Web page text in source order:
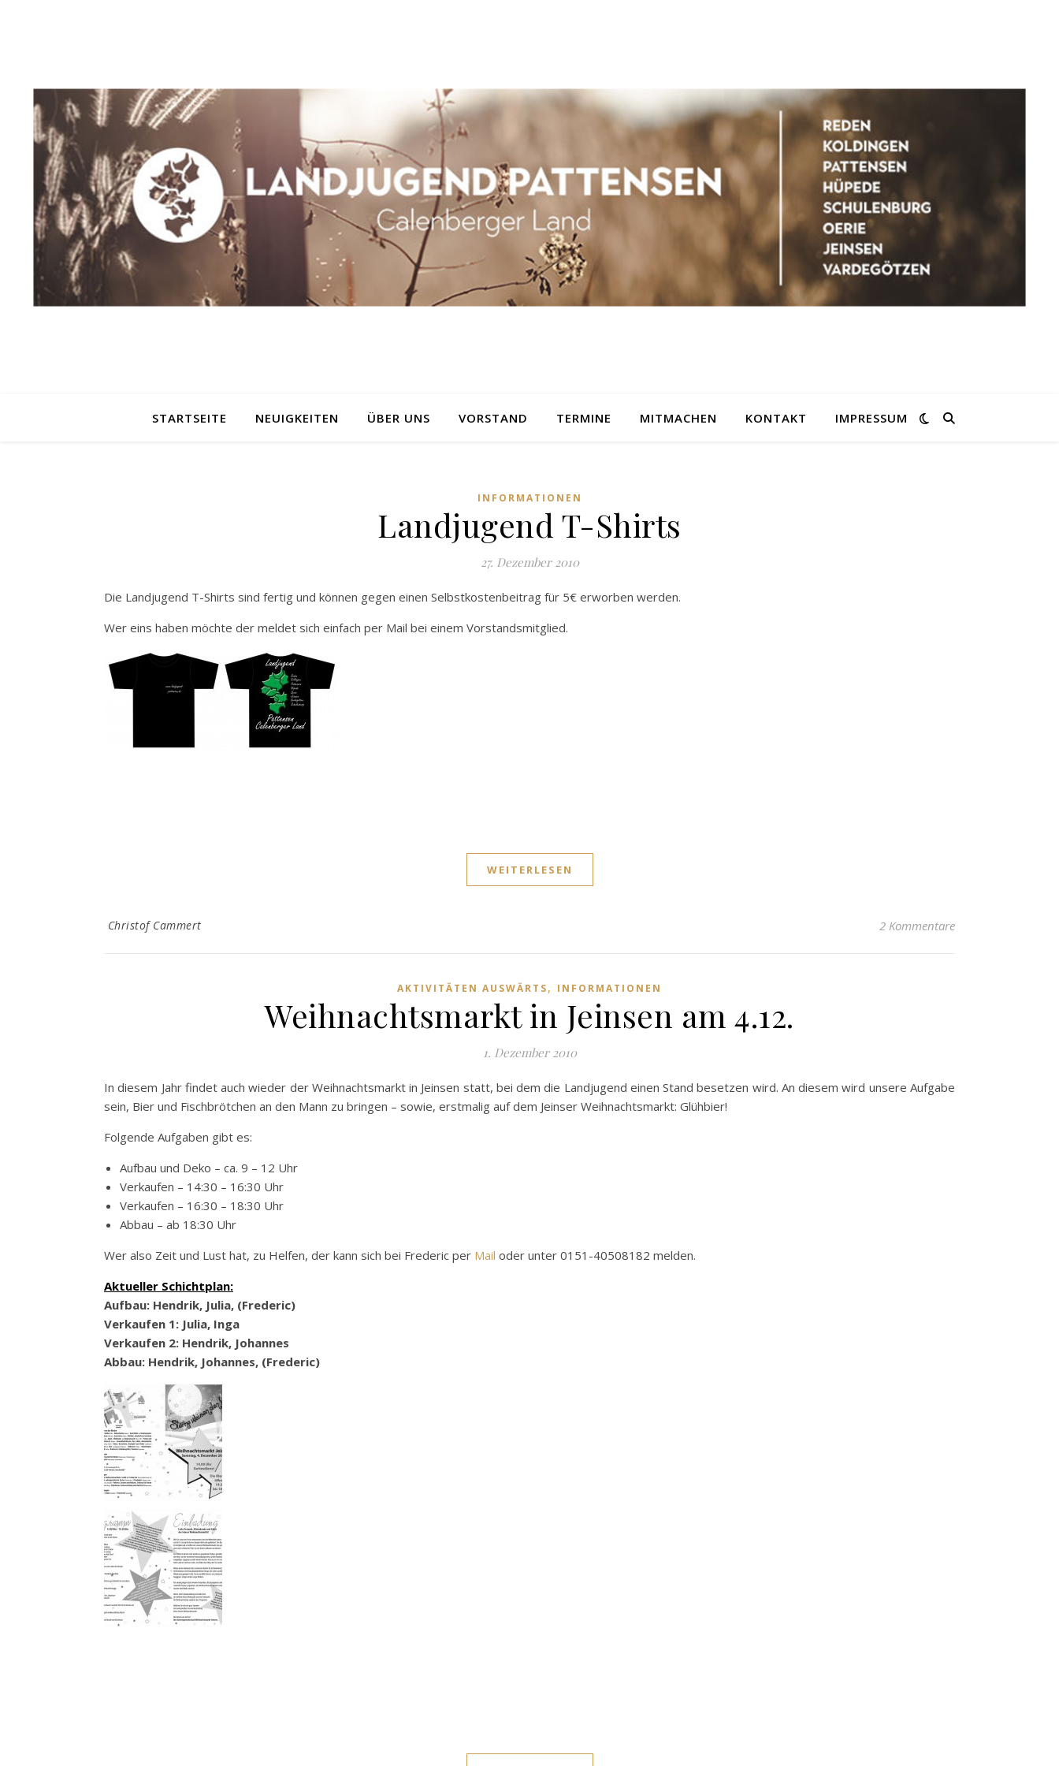
STARTSEITE NEUIGKEITEN ÜBER UNS VORSTAND TERMINE MITMACHEN KONTAKT IMPRESSUM
INFORMATIONEN
Landjugend T-Shirts
27. Dezember 2010
Die Landjugend T-Shirts sind fertig und können gegen einen Selbstkostenbeitrag für 5€ erworben werden.
Wer eins haben möchte der meldet sich einfach per Mail bei einem Vorstandsmitglied.
WEITERLESEN
Christof Cammert 2 Kommentare
AKTIVITÄTEN AUSWÄRTS, INFORMATIONEN
Weihnachtsmarkt in Jeinsen am 4.12.
1. Dezember 2010
In diesem Jahr findet auch wieder der Weihnachtsmarkt in Jeinsen statt, bei dem die Landjugend einen Stand besetzen wird. An diesem wird unsere Aufgabe
sein, Bier und Fischbrötchen an den Mann zu bringen – sowie, erstmalig auf dem Jeinser Weihnachtsmarkt: Glühbier!
Folgende Aufgaben gibt es:
Aufbau und Deko – ca. 9 – 12 Uhr
Verkaufen – 14:30 – 16:30 Uhr
Verkaufen – 16:30 – 18:30 Uhr
Abbau – ab 18:30 Uhr
Wer also Zeit und Lust hat, zu Helfen, der kann sich bei Frederic per Mail oder unter 0151-40508182 melden.
Aktueller Schichtplan:
Aufbau: Hendrik, Julia, (Frederic)
Verkaufen 1: Julia, Inga
Verkaufen 2: Hendrik, Johannes
Abbau: Hendrik, Johannes, (Frederic)